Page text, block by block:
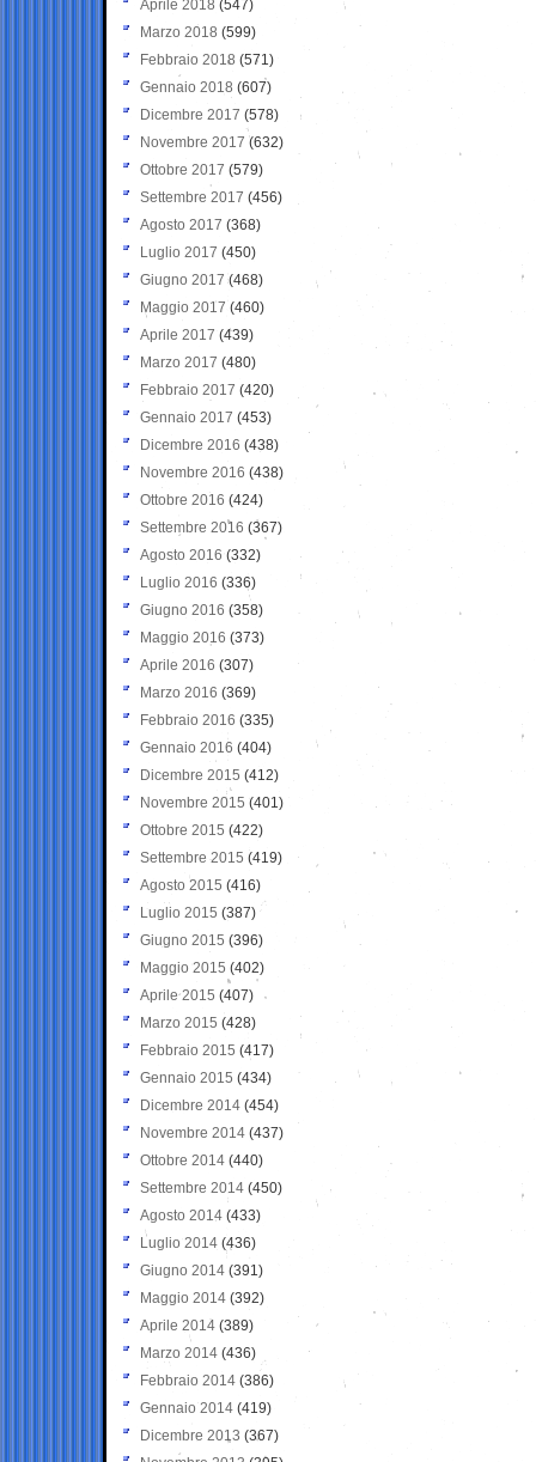
Aprile 2018 (547)
Marzo 2018 (599)
Febbraio 2018 (571)
Gennaio 2018 (607)
Dicembre 2017 (578)
Novembre 2017 (632)
Ottobre 2017 (579)
Settembre 2017 (456)
Agosto 2017 (368)
Luglio 2017 (450)
Giugno 2017 (468)
Maggio 2017 (460)
Aprile 2017 (439)
Marzo 2017 (480)
Febbraio 2017 (420)
Gennaio 2017 (453)
Dicembre 2016 (438)
Novembre 2016 (438)
Ottobre 2016 (424)
Settembre 2016 (367)
Agosto 2016 (332)
Luglio 2016 (336)
Giugno 2016 (358)
Maggio 2016 (373)
Aprile 2016 (307)
Marzo 2016 (369)
Febbraio 2016 (335)
Gennaio 2016 (404)
Dicembre 2015 (412)
Novembre 2015 (401)
Ottobre 2015 (422)
Settembre 2015 (419)
Agosto 2015 (416)
Luglio 2015 (387)
Giugno 2015 (396)
Maggio 2015 (402)
Aprile 2015 (407)
Marzo 2015 (428)
Febbraio 2015 (417)
Gennaio 2015 (434)
Dicembre 2014 (454)
Novembre 2014 (437)
Ottobre 2014 (440)
Settembre 2014 (450)
Agosto 2014 (433)
Luglio 2014 (436)
Giugno 2014 (391)
Maggio 2014 (392)
Aprile 2014 (389)
Marzo 2014 (436)
Febbraio 2014 (386)
Gennaio 2014 (419)
Dicembre 2013 (367)